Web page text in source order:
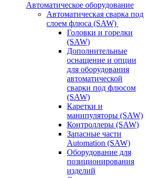
Автоматическое оборудование
Автоматическая сварка под
слоем флюса (SAW)
Головки и горелки
(SAW)
Дополнительные
оснащение и опции
для оборудования
автоматической
сварки под флюсом
(SAW)
Каретки и
манипуляторы (SAW)
Контроллеры (SAW)
Запасные части
Automation (SAW)
Оборудование для
позиционирования
изделий